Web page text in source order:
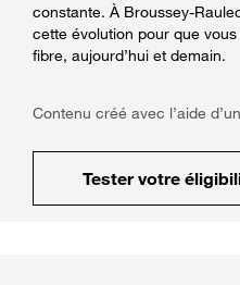
constante. À Broussey-
cette évolution pour que
fibre, aujourd’hui et demain.
Contenu créé avec l’aide
Tester votre